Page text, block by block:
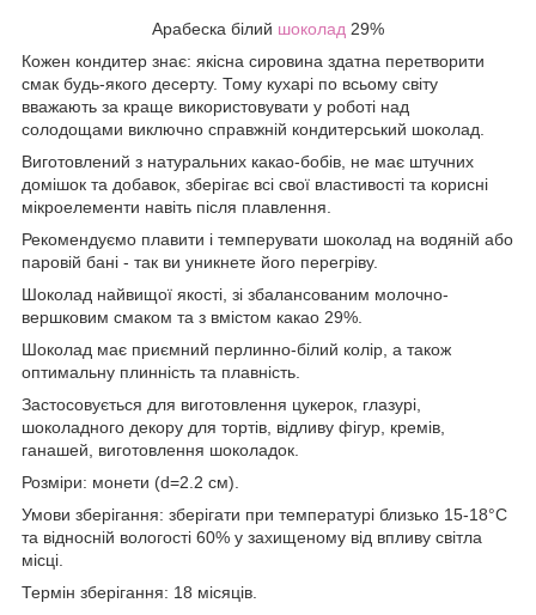
Арабеска білий шоколад 29%
Кожен кондитер знає: якісна сировина здатна перетворити
смак будь-якого десерту. Тому кухарі по всьому світу
вважають за краще використовувати у роботі над
солодощами виключно справжній кондитерський шоколад.
Виготовлений з натуральних какао-бобів, не має штучних
домішок та добавок, зберігає всі свої властивості та корисні
мікроелементи навіть після плавлення.
Рекомендуємо плавити і темперувати шоколад на водяній або
паровій бані - так ви уникнете його перегріву.
Шоколад найвищої якості, зі збалансованим молочно-
вершковим смаком та з вмістом какао 29%.
Шоколад має приємний перлинно-білий колір, а також
оптимальну плинність та плавність.
Застосовується для виготовлення цукерок, глазурі,
шоколадного декору для тортів, відливу фігур, кремів,
ганашей, виготовлення шоколадок.
Розміри: монети (d=2.2 см).
Умови зберігання: зберігати при температурі близько 15-18°C
та відносній вологості 60% у захищеному від впливу світла
місці.
Термін зберігання: 18 місяців.